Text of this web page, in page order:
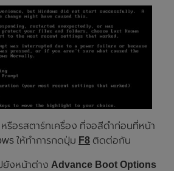
หรือรสตาร์ทเครื่อง ที่จอสีดำก่อนที่หน้า
ให้ทำการกดปุ่ม F8 ติดต่อกัน
ยังหน้าต่าง Advance Boot Options